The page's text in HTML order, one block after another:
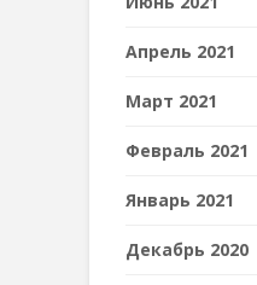
Апрель 2021
Март 2021
Февраль 2021
Январь 2021
Декабрь 2020